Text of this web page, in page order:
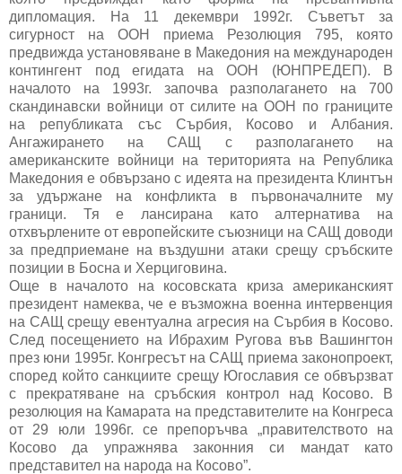
дипломация. На 11 декември 1992г. Съветът за
сигурност на ООН приема Резолюция 795, която
предвижда установяване в Македония на международен
контингент под егидата на ООН (ЮНПРЕДЕП). В
началото на 1993г. започва разполагането на 700
скандинавски войници от силите на ООН по границите
на републиката със Сърбия, Косово и Албания.
Ангажирането на САЩ с разполагането на
американските войници на територията на Република
Македония е обвързано с идеята на президента Клинтън
за удържане на конфликта в първоначалните му
граници. Тя е лансирана като алтернатива на
отхвърлените от европейските съюзници на САЩ доводи
за предприемане на въздушни атаки срещу сръбските
позиции в Босна и Херциговина.
Още в началото на косовската криза американският
президент намеква, че е възможна военна интервенция
на САЩ срещу евентуална агресия на Сърбия в Косово.
След посещението на Ибрахим Ругова във Вашингтон
през юни 1995г. Конгресът на САЩ приема законопроект,
според който санкциите срещу Югославия се обвързват
с прекратяване на сръбския контрол над Косово. В
резолюция на Камарата на представителите на Конгреса
от 29 юли 1996г. се препоръчва „правителството на
Косово да упражнява законния си мандат като
представител на народа на Косово”.